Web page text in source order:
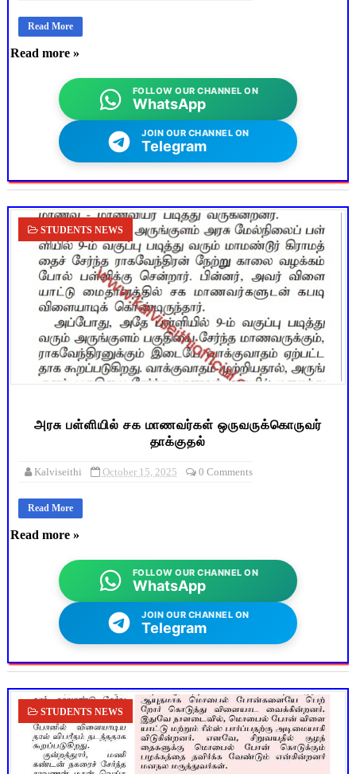
Read More
Read more »
FOLLOW OUR CHANNEL ON
WhatsApp
JOIN OUR CHANNEL ON
Telegram
STUDENTS NEWS
அரசு பள்ளியில் சக மாணவர்கள் ஒருவருக்கொருவர்
தாக்குதல்
Kalviseithi October 15, 2025 0 Comments
Read More
Read more »
FOLLOW OUR CHANNEL ON
WhatsApp
JOIN OUR CHANNEL ON
Telegram
STUDENTS NEWS